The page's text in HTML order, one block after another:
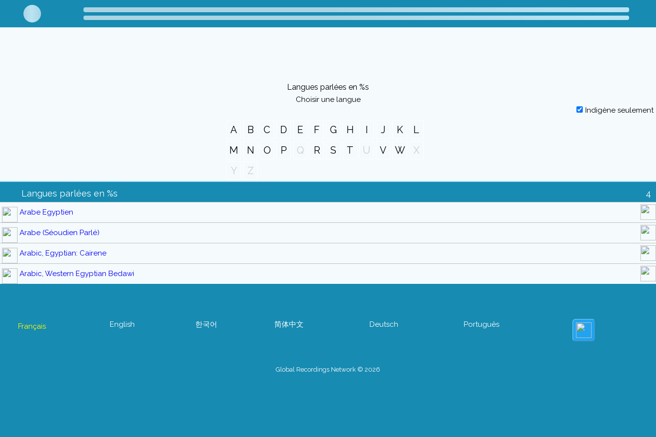
Langues parlées en %s
Choisir une langue
Indigène seulement
A B C D E F G H I J K
L
M
N O P Q R S T U V W
X
Y
Z
Langues parlées en %s 4
Arabe Egyptien
Arabe (Séoudien Parlé)
Arabic, Egyptian: Cairene
Arabic, Western Egyptian Bedawi
Français English 한국어 简体中文 Deutsch Português
Global Recordings Network © 2026